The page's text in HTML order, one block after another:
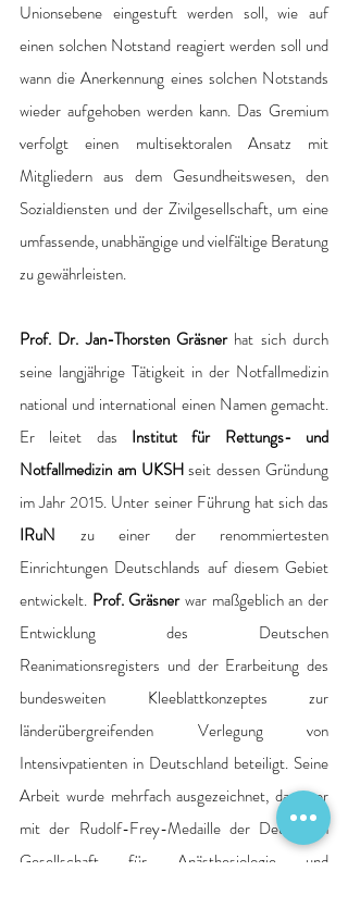
Unionsebene eingestuft werden soll, wie auf
einen solchen Notstand reagiert werden soll und
wann die Anerkennung eines solchen Notstands
wieder aufgehoben werden kann. Das Gremium
verfolgt einen multisektoralen Ansatz mit
Mitgliedern aus dem Gesundheitswesen, den
Sozialdiensten und der Zivilgesellschaft, um eine
umfassende, unabhängige und vielfältige Beratung
zu gewährleisten.
Prof. Dr. Jan-Thorsten Gräsner hat sich durch
seine langjährige Tätigkeit in der Notfallmedizin
national und international einen Namen gemacht.
Er leitet das Institut für Rettungs- und
Notfallmedizin am UKSH seit dessen Gründung
IRuN zu einer der renommiertesten
Einrichtungen Deutschlands auf diesem Gebiet
entwickelt. Prof. Gräsner war maßgeblich an der
Entwicklung des Deutschen
Reanimationsregisters und der Erarbeitung des
bundesweiten Kleeblattkonzeptes zur
länderübergreifenden Verlegung von
Intensivpatienten in Deutschland beteiligt. Seine
Arbeit wurde mehrfach ausgezeichnet, darunter
mit der Rudolf-Frey-Medaille der Deutschen
Gesellschaft für Anästhesiologie und